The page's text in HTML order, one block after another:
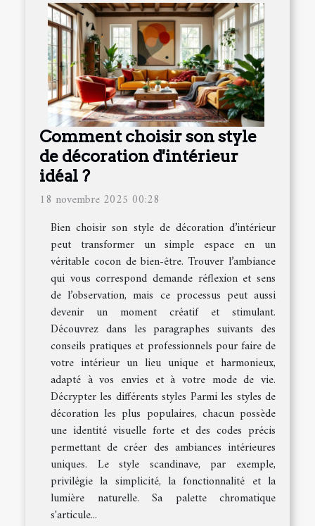
Comment choisir son style
de décoration d'intérieur
idéal ?
18 novembre 2025 00:28
Bien choisir son style de décoration d’intérieur
peut transformer un simple espace en un
véritable cocon de bien-être. Trouver l’ambiance
qui vous correspond demande réflexion et sens
de l’observation, mais ce processus peut aussi
devenir un moment créatif et stimulant.
Découvrez dans les paragraphes suivants des
conseils pratiques et professionnels pour faire de
votre intérieur un lieu unique et harmonieux,
adapté à vos envies et à votre mode de vie.
Décrypter les différents styles Parmi les styles de
décoration les plus populaires, chacun possède
une identité visuelle forte et des codes précis
permettant de créer des ambiances intérieures
uniques. Le style scandinave, par exemple,
privilégie la simplicité, la fonctionnalité et la
lumière naturelle. Sa palette chromatique
s'articule...